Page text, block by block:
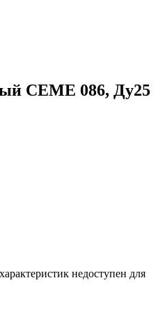
CEME 086, Ду25
недоступен для